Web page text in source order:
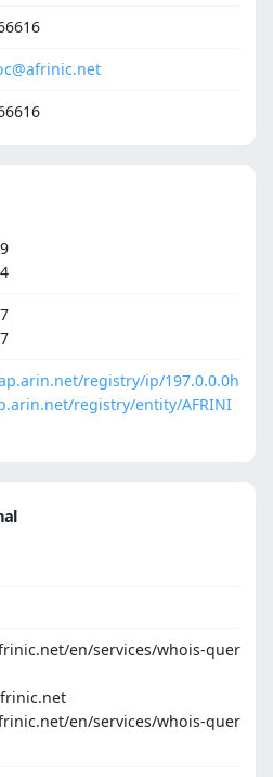
registry/ip/197.0.0.0h
registry/entity/AFRINI
en/services/whois-quer
en/services/whois-quer